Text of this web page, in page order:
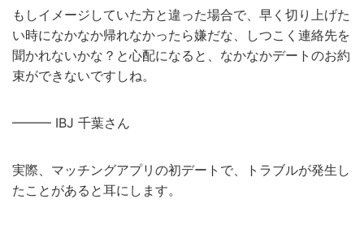
もしイメージしていた方と違った場合で、早く切り上げた
い時になかなか帰れなかったら嫌だな、しつこく連絡先を
聞かれないかな？と心配になると、なかなかデートのお約
束ができないですしね。
——— IBJ 千葉さん
実際、マッチングアプリの初デートで、トラブルが発生し
たことがあると耳にします。